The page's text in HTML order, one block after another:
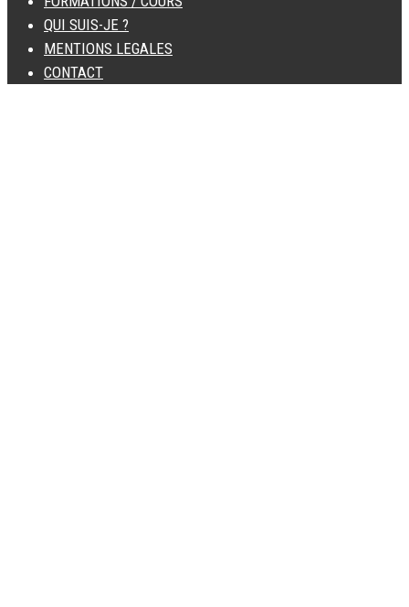
QUI SUIS-JE ?
MENTIONS LEGALES
CONTACT